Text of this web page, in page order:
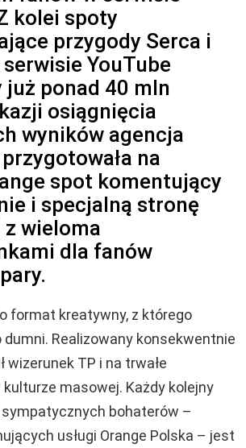
kolei spoty
przygody Serca i
YouTube
już ponad 40 mln
osiągnięcia
wyników agencja
na
spot komentujący
i specjalną stronę
wieloma
dla fanów
format kreatywny, z którego
Realizowany konsekwentnie
wizerunek TP i na trwałe
kulturze masowej. Każdy kolejny
bohaterów –
usługi Orange Polska – jest